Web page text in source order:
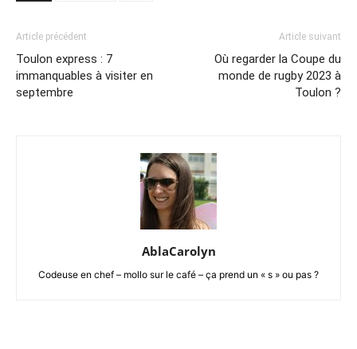
Article précédent
Toulon express : 7
immanquables à visiter en
septembre
Article suivant
Où regarder la Coupe du
monde de rugby 2023 à
Toulon ?
AblaCarolyn
Codeuse en chef – mollo sur le café – ça prend un « s » ou pas ?